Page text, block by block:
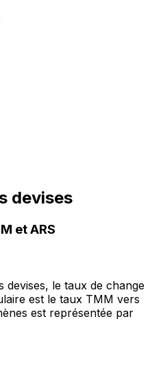
devises
et ARS
devises, le taux de change
est le taux TMM vers
est représentée par